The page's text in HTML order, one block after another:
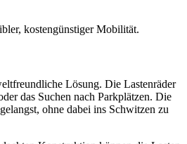
kostengünstiger Mobilität.
Lösung. Die Lastenräder
das Suchen nach Parkplätzen. Die
ohne dabei ins Schwitzen zu